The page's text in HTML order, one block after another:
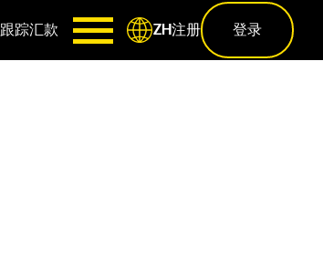
跟踪汇款 ZH注册 登录